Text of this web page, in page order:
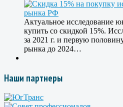
Актуальное исследование
купить со скидкой 15%.
за 2021 г. и первую
рынка до 2024…
Наши партнеры